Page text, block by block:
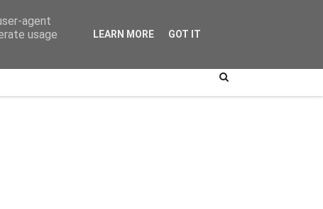
agent
usage
LEARN MORE GOT IT